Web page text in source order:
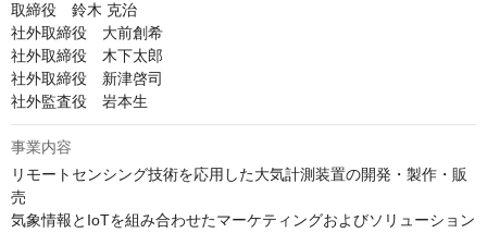
取締役　鈴木 克治
社外取締役　大前創希
社外取締役　木下太郎
社外取締役　新津啓司
社外監査役　岩本生
事業内容
リモートセンシング技術を応用した大気計測装置の開発・製作・販
売
気象情報とIoTを組み合わせたマーケティングおよびソリューション